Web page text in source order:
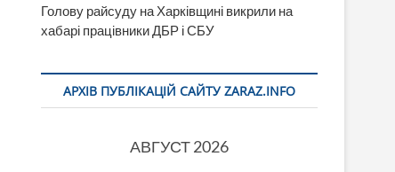
Голову райсуду на Харківщині викрили на
хабарі працівники ДБР і СБУ
АРХІВ ПУБЛІКАЦІЙ САЙТУ ZARAZ.INFO
АВГУСТ 2026